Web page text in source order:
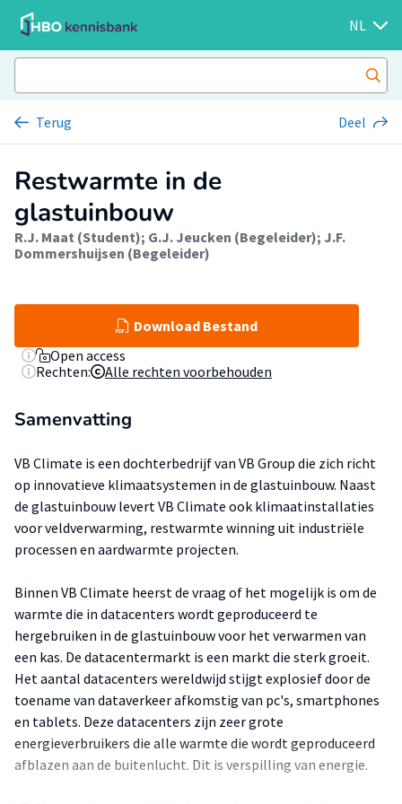
NL
Terug Deel
Restwarmte in de
glastuinbouw
R.J. Maat (Student); G.J. Jeucken (Begeleider); J.F.
Dommershuijsen (Begeleider)
Download Bestand
Open access
Rechten:
Alle rechten voorbehouden
Samenvatting
VB Climate is een dochterbedrijf van VB Group die zich richt
op innovatieve klimaatsystemen in de glastuinbouw. Naast
de glastuinbouw levert VB Climate ook klimaatinstallaties
voor veldverwarming, restwarmte winning uit industriële
processen en aardwarmte projecten.
Binnen VB Climate heerst de vraag of het mogelijk is om de
warmte die in datacenters wordt geproduceerd te
hergebruiken in de glastuinbouw voor het verwarmen van
een kas. De datacentermarkt is een markt die sterk groeit.
Het aantal datacenters wereldwijd stijgt explosief door de
toename van dataverkeer afkomstig van pc's, smartphones
en tablets. Deze datacenters zijn zeer grote
energieverbruikers die alle warmte die wordt geproduceerd
afblazen aan de buitenlucht. Dit is verspilling van energie.